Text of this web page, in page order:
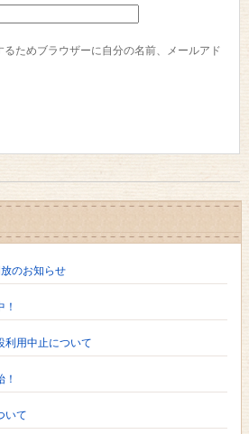
るためブラウザーに自分の名前、メールアド
のお知らせ
利用中止について
いて